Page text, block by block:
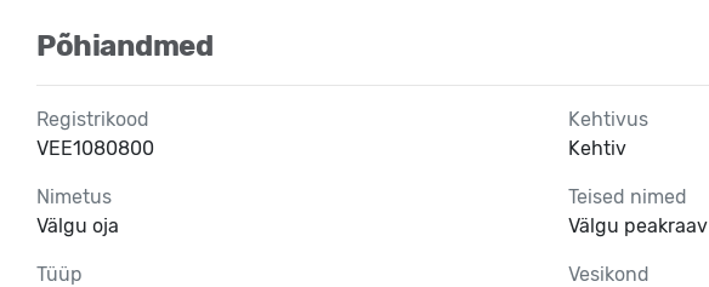
Põhiandmed
Registrikood
VEE1080800
Kehtivus
Kehtiv
Nimetus
Välgu oja
Teised nimed
Välgu peakraav
Tüüp
Vesikond